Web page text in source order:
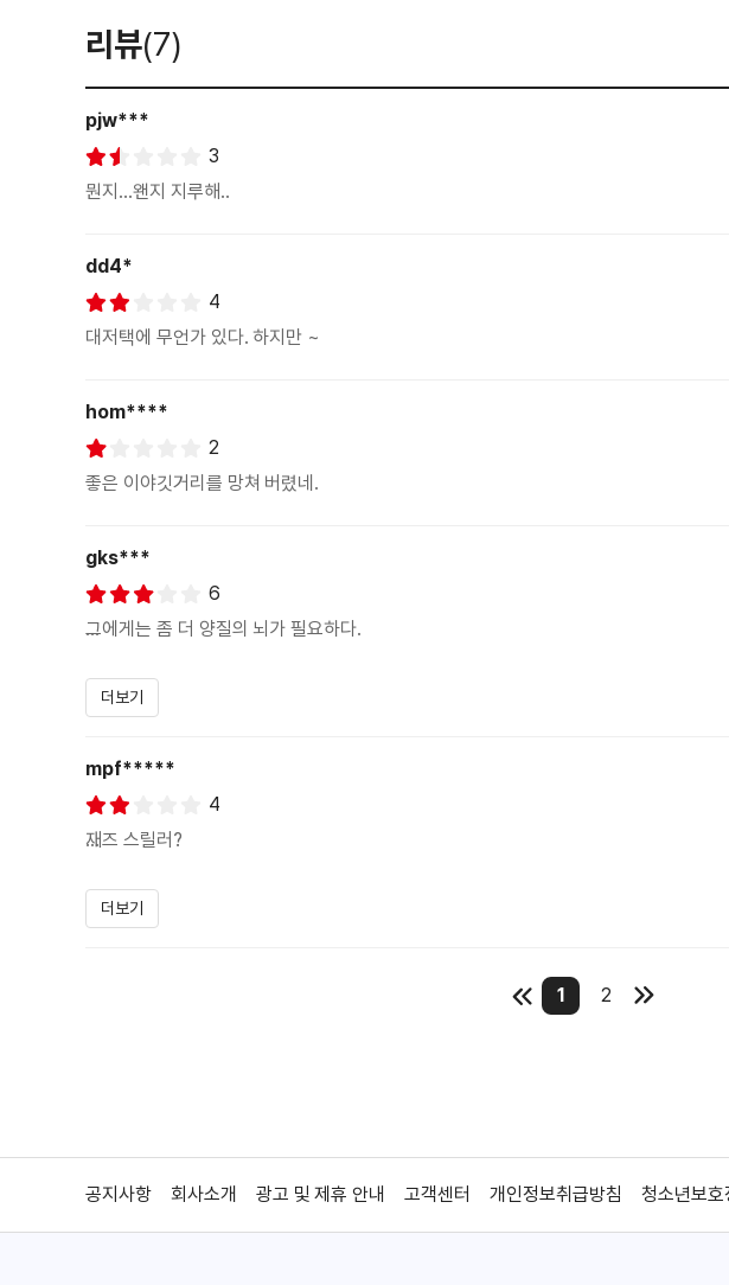
리뷰(7)
pjw***
3
뭔지...왠지 지루해..
dd4*
4
대저택에 무언가 있다. 하지만 ~
hom****
2
좋은 이야깃거리를 망쳐 버렸네.
gks***
6
그에게는 좀 더 양질의 뇌가 필요하다.
=======================
정신없는 도시생활에 지쳐 시골로 이사오게 된 한 가족. 그리고 그들이 구입한 저택 콜드
샤론 스톤이 2년만에 등장하는 영화 [콜드 크릭 매너]는 장소의 특성에 전적으로 기대는
시작된다.
이는 전에 살던 사람들의 흔적이 그대로 남아있는 저택이 본능적인 호기심에 대한, 이내
아직까지는 평화로운 틸슨 가족에게 내재된 얇은 균열과 맞물려 인간군상의 다양한 반
하지만 그러한 짐작들과 기대감으로 이 영화를 보는 것은 샤론 스톤의 아직도 탱탱한 엉
장르 구분상 스릴러지만 어떠한 유형으로 관객들에게 어필할지는 감독의 자유일테니까
더보기
mpf*****
4
재즈 스릴러?
=======================
감독 마이크 피기스
‘뉴욕의 작은 집을 팔면 시골의 아주 큰 집을 살 수 있단다’라는 대사처럼 이 가족에게
거야. 그러다 만만하게 본 시골 생활에 위기가 닥쳐오겠지.
더보기
1 2
공지사항 회사소개 광고 및 제휴 안내 고객센터 개인정보취급방침 청소년보호